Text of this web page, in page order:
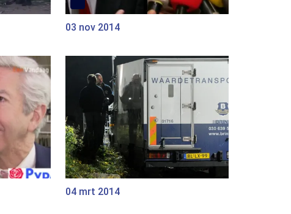
03 nov 2014
04 mrt 2014